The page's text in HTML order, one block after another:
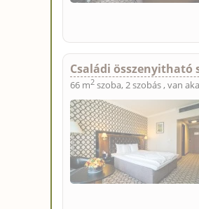
Családi összenyitható
66 m2 szoba, 2 szobás , van